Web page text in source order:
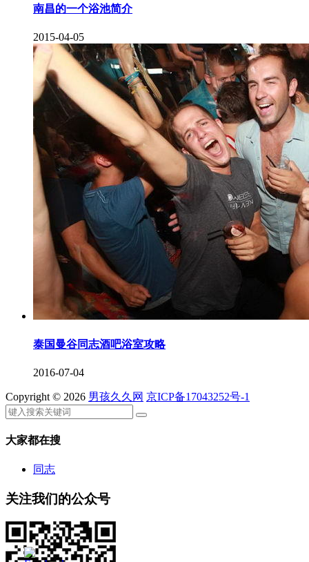
南昌的一个浴池简介
2015-04-05
泰国曼谷同志酒吧浴室攻略
2016-07-04
Copyright © 2026 男孩久久网 京ICP备17043252号-1
大家都在搜
同志
关注我们的公众号